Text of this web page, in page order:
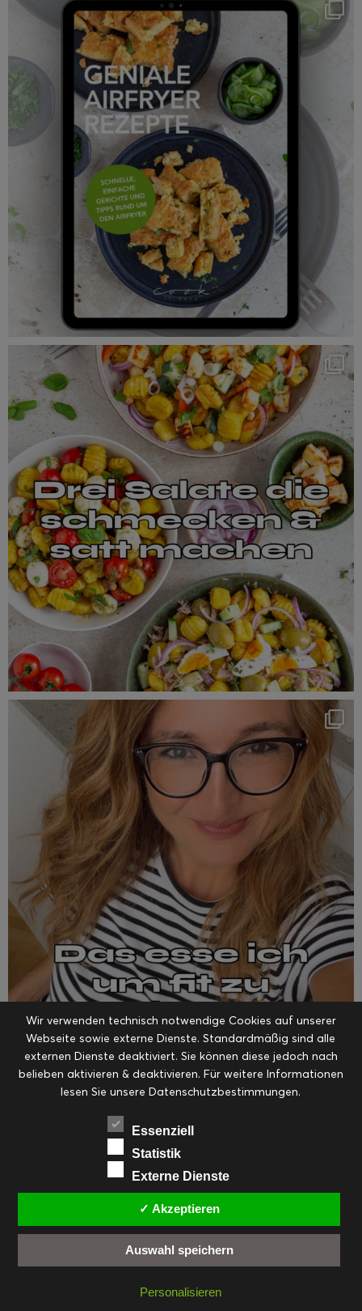
Mehr laden… Auf Instagram folgen
NEUESTER CONTENT
Erdbeer-Joghurt-Eis am Stil
Wir verwenden technisch notwendige Cookies auf unserer
Webseite sowie externe Dienste. Standardmäßig sind alle
externen Dienste deaktiviert. Sie können diese jedoch nach
belieben aktivieren & deaktivieren. Für weitere Informationen
lesen Sie unsere Datenschutzbestimmungen.
Essenziell
Statistik
Externe Dienste
✓ Akzeptieren
Auswahl speichern
Personalisieren